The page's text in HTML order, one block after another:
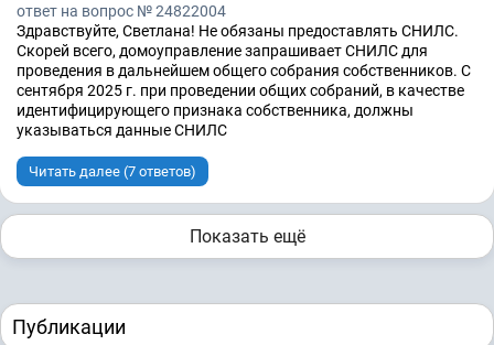
ответ на вопрос № 24822004
Здравствуйте, Светлана! Не обязаны предоставлять СНИЛС.
Скорей всего, домоуправление запрашивает СНИЛС для
проведения в дальнейшем общего собрания собственников. С
сентября 2025 г. при проведении общих собраний, в качестве
идентифицирующего признака собственника, должны
указываться данные СНИЛС
Читать далее (7 ответов)
Показать ещё
Публикации